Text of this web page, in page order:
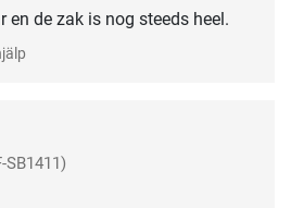
en de zak is nog steeds heel.
SB1411)